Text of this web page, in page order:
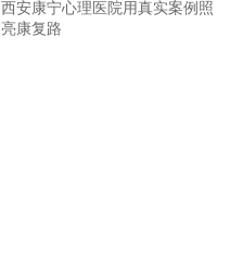
西安康宁心理医院用真实案例照
亮康复路